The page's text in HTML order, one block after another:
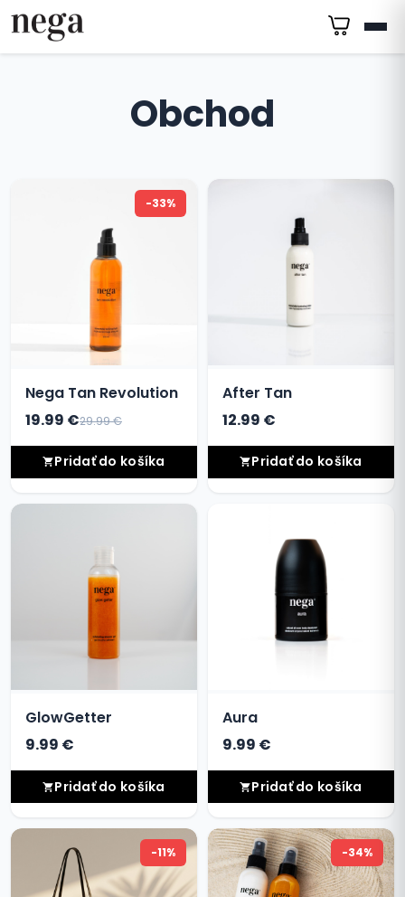
Obchod
-33%
Nega Tan Revolution
19.99 €29.99 €
Pridať do košíka
After Tan
12.99 €
Pridať do košíka
GlowGetter
9.99 €
Pridať do košíka
Aura
9.99 €
Pridať do košíka
-11% -34%